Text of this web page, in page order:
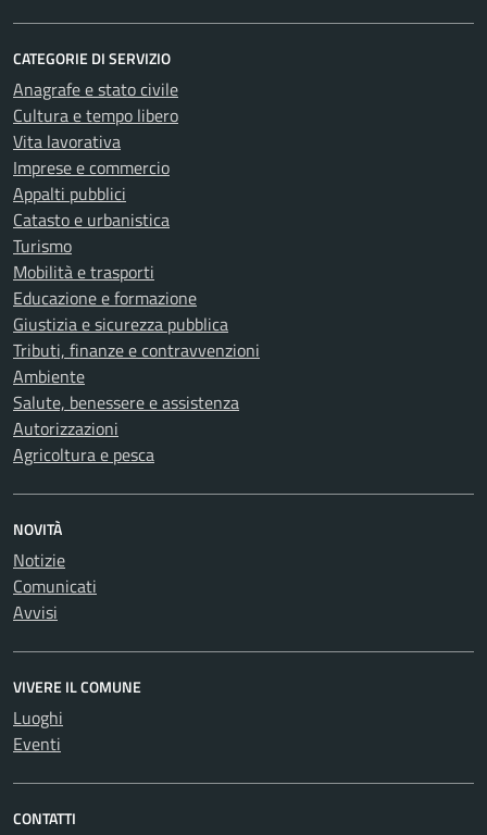
CATEGORIE DI SERVIZIO
Anagrafe e stato civile
Cultura e tempo libero
Vita lavorativa
Imprese e commercio
Appalti pubblici
Catasto e urbanistica
Turismo
Mobilità e trasporti
Educazione e formazione
Giustizia e sicurezza pubblica
Tributi, finanze e contravvenzioni
Ambiente
Salute, benessere e assistenza
Autorizzazioni
Agricoltura e pesca
NOVITÀ
Notizie
Comunicati
Avvisi
VIVERE IL COMUNE
Luoghi
Eventi
CONTATTI